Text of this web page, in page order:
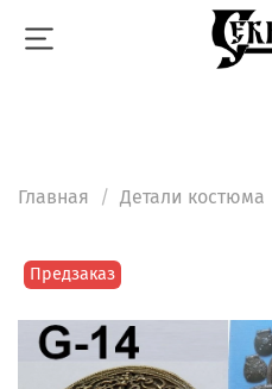
Главная Детали костюма
Предзаказ